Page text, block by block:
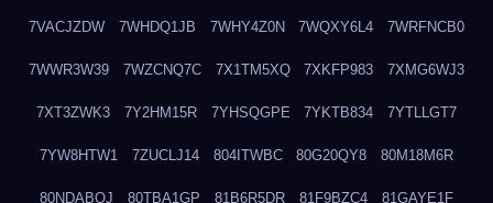
7VACJZDW 7WHDQ1JB 7WHY4Z0N 7WQXY6L4 7WRFNCB0
7WWR3W39 7WZCNQ7C 7X1TM5XQ 7XKFP983 7XMG6WJ3
7XT3ZWK3 7Y2HM15R 7YHSQGPE 7YKTB834 7YTLLGT7
7YW8HTW1 7ZUCLJ14 804ITWBC 80G20QY8 80M18M6R
80NDABQJ 80TBA1GP 81B6R5DR 81F9BZC4 81GAYE1F